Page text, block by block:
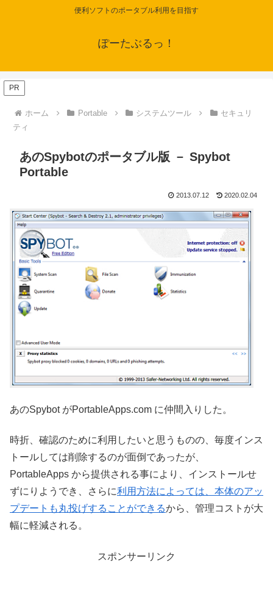
便利ソフトのポータブル利用を目指す
ぽーたぶるっ！
PR
ホーム Portable システムツール
セキュリ
ティ
あのSpybotのポータブル版 － Spybot
Portable
2013.07.12 2020.02.04
あのSpybot がPortableApps.com に仲間入りした。
時折、確認のために利用したいと思うものの、毎度インス
トールしては削除するのが面倒であったが、
PortableApps から提供される事により、インストールせ
ずにりようでき、さらに利用方法によっては、本体のアッ
プデートも丸投げすることができるから、管理コストが大
幅に軽減される。
スポンサーリンク